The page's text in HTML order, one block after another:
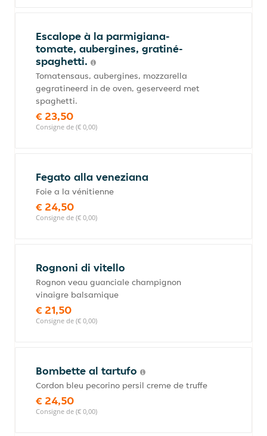
Escalope à la parmigiana-
tomate, aubergines, gratiné-
spaghetti.
Tomatensaus, aubergines, mozzarella
gegratineerd in de oven, geserveerd met
spaghetti.
€ 23,50
Consigne de (€ 0,00)
Fegato alla veneziana
Foie a la vénitienne
€ 24,50
Consigne de (€ 0,00)
Rognoni di vitello
Rognon veau guanciale champignon
vinaigre balsamique
€ 21,50
Consigne de (€ 0,00)
Bombette al tartufo
Cordon bleu pecorino persil creme de truffe
€ 24,50
Consigne de (€ 0,00)